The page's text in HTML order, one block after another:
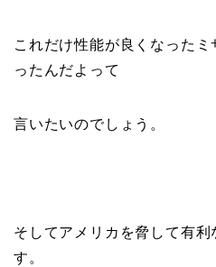
これだけ性能が良くなった
ったんだよって
言いたいのでしょう。
そしてアメリカを脅して有
す。